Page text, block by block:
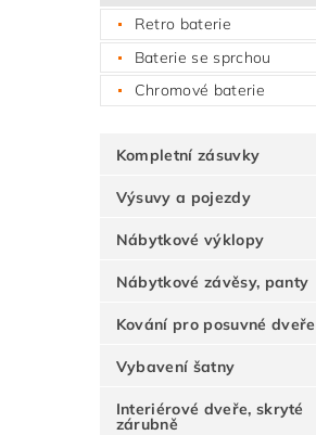
Retro baterie
Baterie se sprchou
Chromové baterie
Kompletní zásuvky
Výsuvy a pojezdy
Nábytkové výklopy
Nábytkové závěsy, panty
Kování pro posuvné dveře
Vybavení šatny
Interiérové dveře, skryté
zárubně